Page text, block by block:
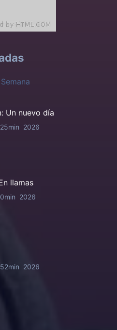
Semana
Un nuevo día
2026
llamas
2026
2026